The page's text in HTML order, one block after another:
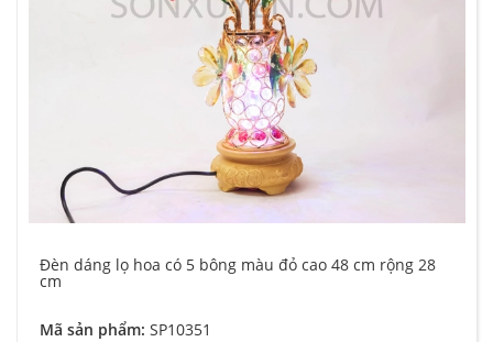
Đèn dáng lọ hoa có 5 bông màu đỏ cao 48 cm rộng 28
cm
Mã sản phẩm: SP10351